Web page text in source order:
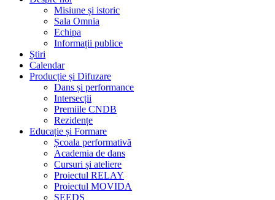
Misiune și istoric
Sala Omnia
Echipa
Informații publice
Știri
Calendar
Producție și Difuzare
Dans și performance
Intersecții
Premiile CNDB
Rezidențe
Educație și Formare
Școala performativă
Academia de dans
Cursuri și ateliere
Proiectul RELAY
Proiectul MOVIDA
SEEDS